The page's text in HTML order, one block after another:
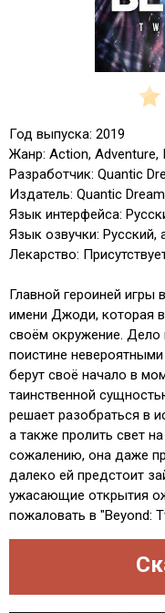
Год выпуска: 2019
Жанр: Action, Adventure,
Разработчик: Quantic
Издатель: Quantic Dream
Язык интерфейса:
Язык озвучки: Русский,
Лекарство:
Главной героиней
имени Джоди, которая
своём окружение. Дело
поистине
берут своё начало в
таинственной
решает разобраться в
а также пролить свет
сожалению, она даже
далеко ей предстоит
ужасающие открытия
пожаловать в "Beyond: